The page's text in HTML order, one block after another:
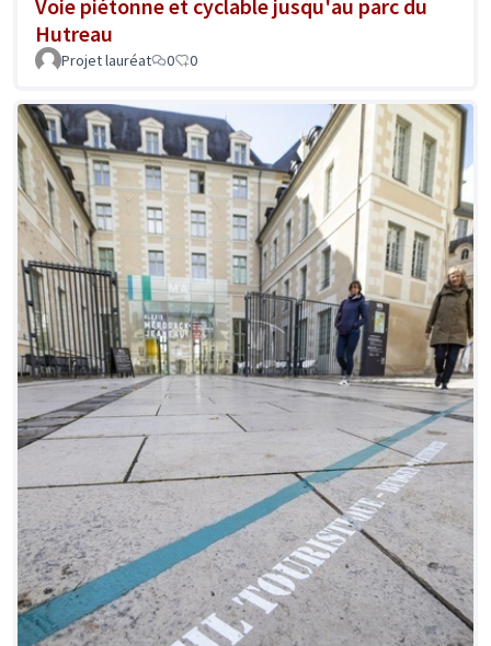
Voie piétonne et cyclable jusqu'au parc du
Hutreau
Projet lauréat 0 0